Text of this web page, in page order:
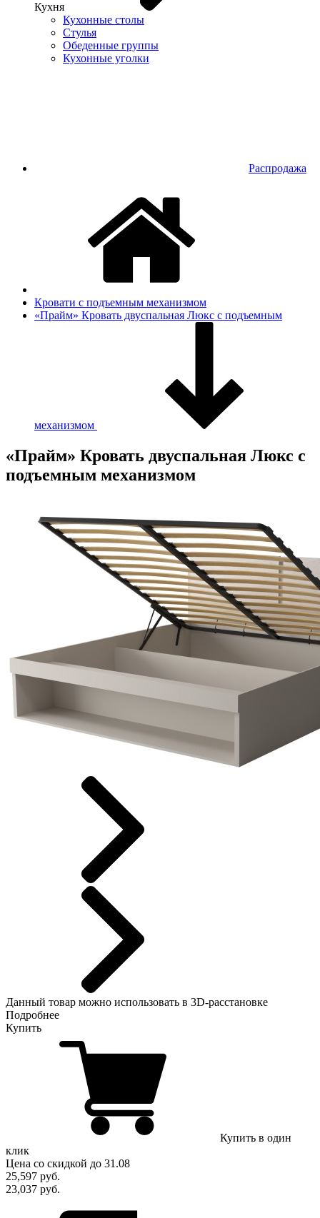
Кухня
Кухонные столы
Стулья
Обеденные группы
Кухонные уголки
Распродажа
Кровати с подъемным механизмом
«Прайм» Кровать двуспальная Люкс с подъемным
механизмом
«Прайм» Кровать двуспальная Люкс с
подъемным механизмом
Данный товар можно использовать в 3D-расстановке
Подробнее
Купить
Купить в один
клик
Цена со скидкой до 31.08
25,597 руб.
23,037 руб.